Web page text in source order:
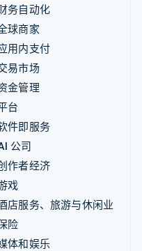
务自动化
球商家
用内支付
易市场
金管理
台
件即服务
公司
作者经济
戏
店服务、旅游与休闲业
险
体和娱乐